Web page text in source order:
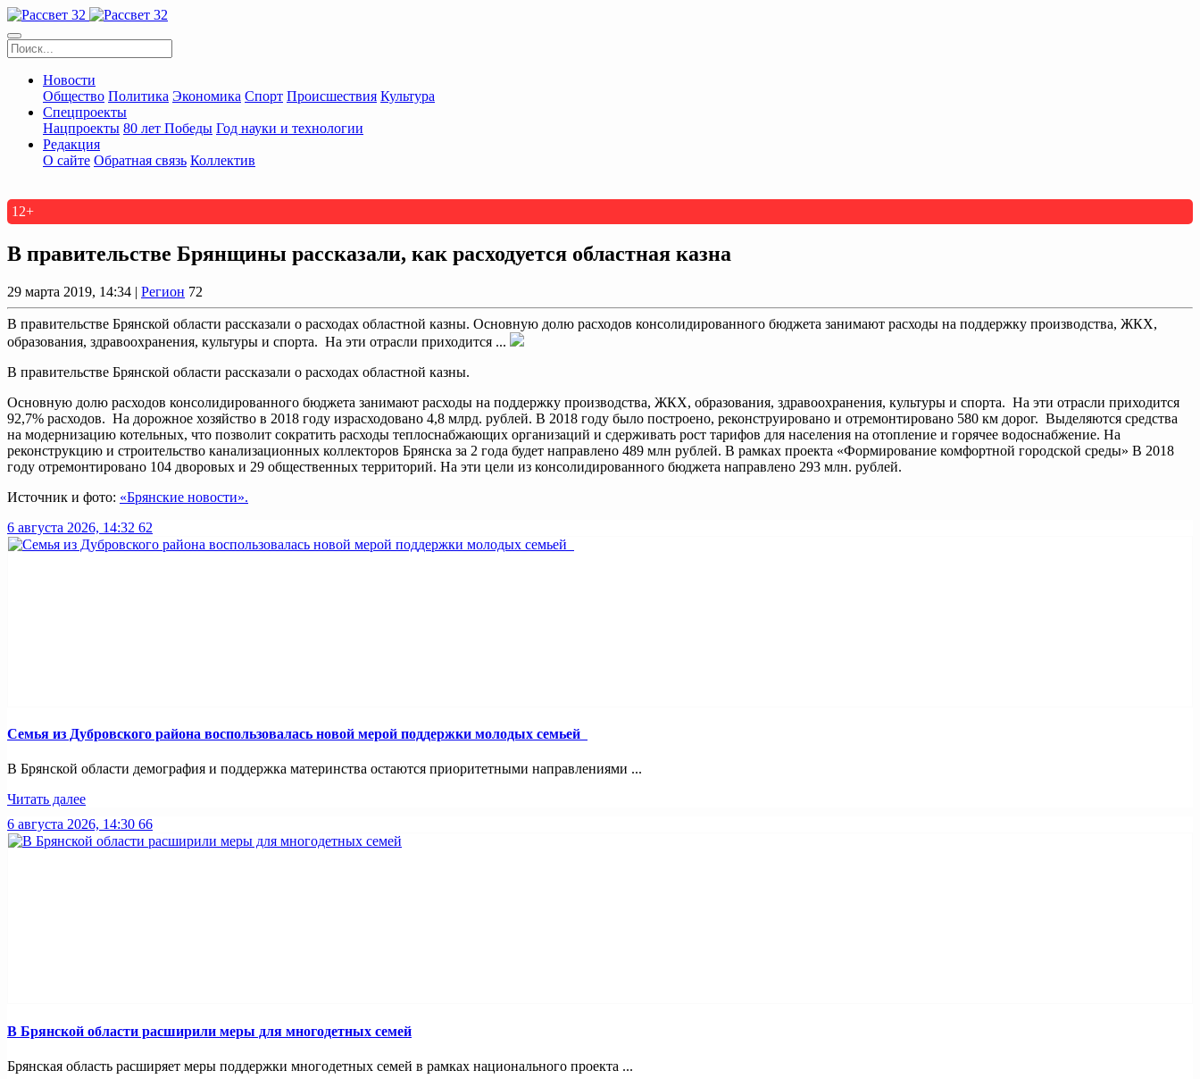
Новости
Общество Политика Экономика Спорт Происшествия Культура
Спецпроекты
Нацпроекты 80 лет Победы Год науки и технологии
Редакция
О сайте Обратная связь Коллектив
12+
В правительстве Брянщины рассказали, как расходуется областная казна
29 марта 2019, 14:34 | Регион 72
В правительстве Брянской области рассказали о расходах областной казны. Основную долю расходов консолидированного бюджета занимают расходы на поддержку производства, ЖКХ,
образования, здравоохранения, культуры и спорта. На эти отрасли приходится ...
В правительстве Брянской области рассказали о расходах областной казны.
Основную долю расходов консолидированного бюджета занимают расходы на поддержку производства, ЖКХ, образования, здравоохранения, культуры и спорта. На эти отрасли приходится
92,7% расходов. На дорожное хозяйство в 2018 году израсходовано 4,8 млрд. рублей. В 2018 году было построено, реконструировано и отремонтировано 580 км дорог. Выделяются средства
на модернизацию котельных, что позволит сократить расходы теплоснабжающих организаций и сдерживать рост тарифов для населения на отопление и горячее водоснабжение. На
реконструкцию и строительство канализационных коллекторов Брянска за 2 года будет направлено 489 млн рублей. В рамках проекта «Формирование комфортной городской среды» В 2018
году отремонтировано 104 дворовых и 29 общественных территорий. На эти цели из консолидированного бюджета направлено 293 млн. рублей.
Источник и фото: «Брянские новости».
6 августа 2026, 14:32 62
Семья из Дубровского района воспользовалась новой мерой поддержки молодых семьей
В Брянской области демография и поддержка материнства остаются приоритетными направлениями ...
Читать далее
6 августа 2026, 14:30 66
В Брянской области расширили меры для многодетных семей
Брянская область расширяет меры поддержки многодетных семей в рамках национального проекта ...